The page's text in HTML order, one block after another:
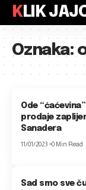
KLIK
Oznaka:
Ode
prodaje
Sanadera
11/01/2023 0 Min Read
Sad smo sve